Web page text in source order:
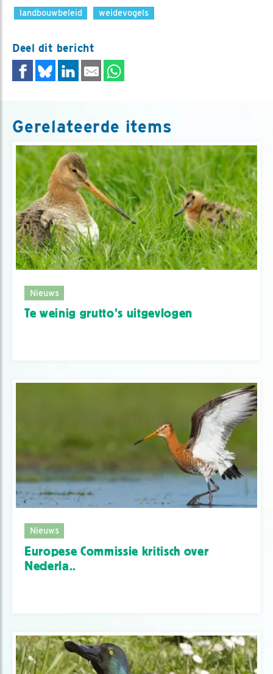
landbouwbeleid weidevogels
Deel dit bericht
Gerelateerde items
Nieuws
Te weinig grutto's uitgevlogen
Nieuws
Europese Commissie kritisch over
Nederla..